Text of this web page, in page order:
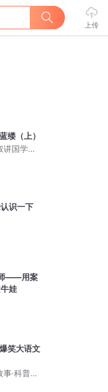
上传
缕（上）
国学系
识一下
——用案
娃
笑大语文
·科普历